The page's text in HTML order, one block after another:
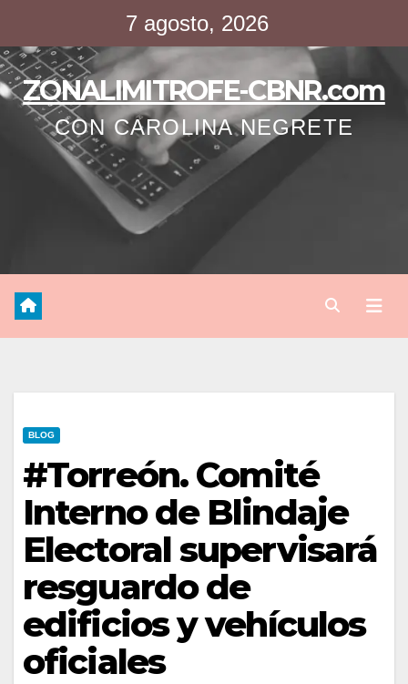
contenido
7 agosto, 2026
ZONALIMITROFE-CBNR.com
CON CAROLINA NEGRETE
BLOG
#Torreón. Comité
Interno de Blindaje
Electoral supervisará
resguardo de
edificios y vehículos
oficiales